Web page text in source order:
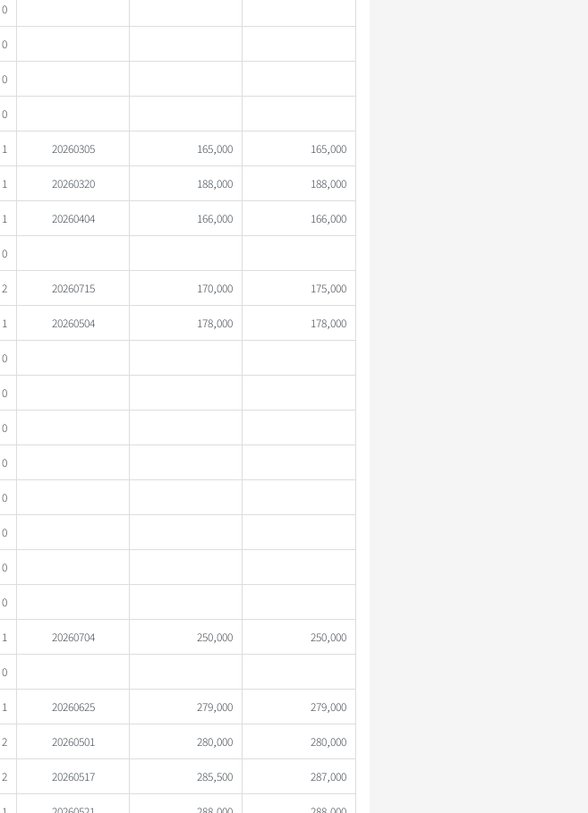
0
0
0
0
1 20260305 165,000 165,000
1 20260320 188,000 188,000
1 20260404 166,000 166,000
0
2 20260715 170,000 175,000
1 20260504 178,000 178,000
0
0
0
0
0
0
0
0
1 20260704 250,000 250,000
0
1 20260625 279,000 279,000
2 20260501 280,000 280,000
2 20260517 285,500 287,000